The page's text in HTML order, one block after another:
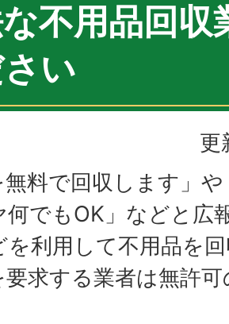
不用品回収
い
更
無料で回収します」
何でもOK」などと広
を利用して不用品を
要求する業者は無許